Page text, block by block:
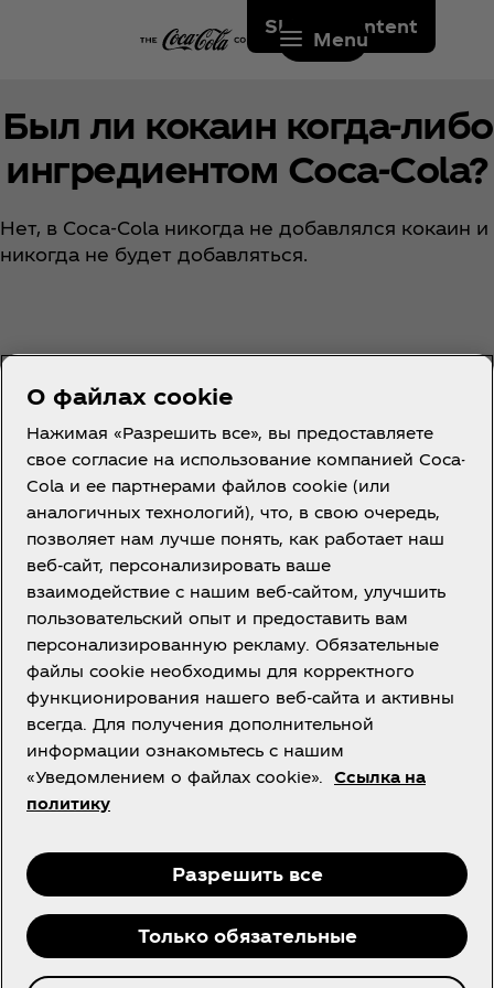
Skip to content
Menu
Был ли кокаин когда-либо
ингредиентом Coca‑Cola?
Нет, в Coca‑Cola никогда не добавлялся кокаин и
никогда не будет добавляться.
Казахстан | RU
О нас
Нужна помощь?
vk Facebook
О файлах cookie
Нажимая «Разрешить все», вы предоставляете
свое согласие на использование компанией Coca-
Cola и ее партнерами файлов cookie (или
аналогичных технологий), что, в свою очередь,
позволяет нам лучше понять, как работает наш
веб-сайт, персонализировать ваше
взаимодействие с нашим веб-сайтом, улучшить
пользовательский опыт и предоставить вам
персонализированную рекламу. Обязательные
файлы cookie необходимы для корректного
функционирования нашего веб-сайта и активны
всегда. Для получения дополнительной
информации ознакомьтесь с нашим
«Уведомлением о файлах cookie».
Ссылка на
политику
Разрешить все
Только обязательные